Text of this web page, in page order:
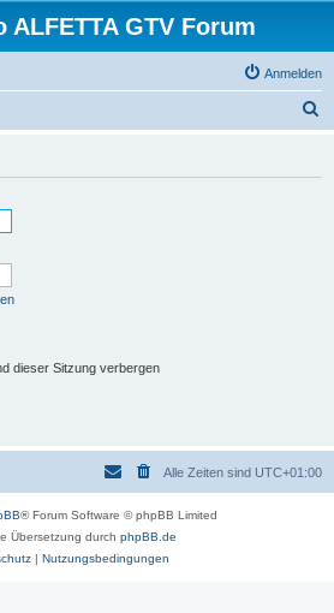
ALFETTA GTV Forum
Anmelden
dieser Sitzung verbergen
Alle Zeiten sind UTC+01:00
® Forum Software © phpBB Limited
Übersetzung durch phpBB.de
| Nutzungsbedingungen